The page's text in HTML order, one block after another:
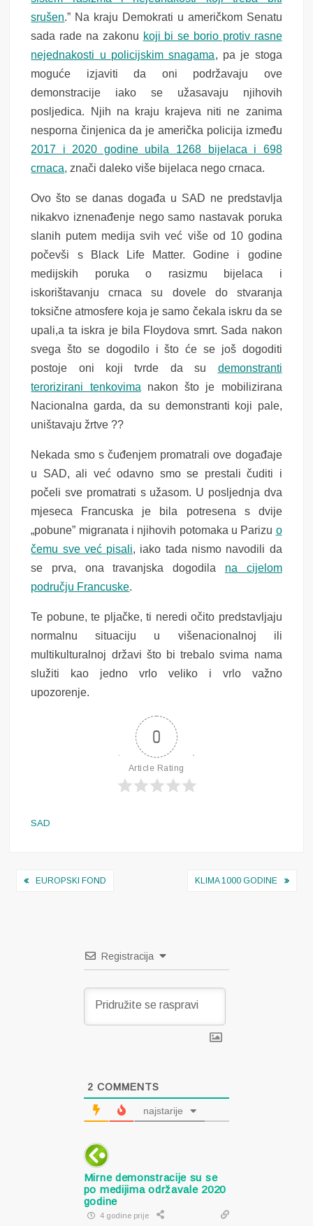
srušen.” Na kraju Demokrati u američkom Senatu
sada rade na zakonu koji bi se borio protiv rasne
nejednakosti u policijskim snagama, pa je stoga
moguće izjaviti da oni podržavaju ove
demonstracije iako se užasavaju njihovih
posljedica. Njih na kraju krajeva niti ne zanima
nesporna činjenica da je američka policija između
2017 i 2020 godine ubila 1268 bijelaca i 698
crnaca, znači daleko više bijelaca nego crnaca.
Ovo što se danas događa u SAD ne predstavlja
nikakvo iznenađenje nego samo nastavak poruka
slanih putem medija svih već više od 10 godina
počevši s Black Life Matter. Godine i godine
medijskih poruka o rasizmu bijelaca i
iskorištavanju crnaca su dovele do stvaranja
toksične atmosfere koja je samo čekala iskru da se
upali,a ta iskra je bila Floydova smrt. Sada nakon
svega što se dogodilo i što će se još dogoditi
postoje oni koji tvrde da su demonstranti
terorizirani tenkovima nakon što je mobilizirana
Nacionalna garda, da su demonstranti koji pale,
uništavaju žrtve ??
Nekada smo s čuđenjem promatrali ove događaje
u SAD, ali već odavno smo se prestali čuditi i
počeli sve promatrati s užasom. U posljednja dva
mjeseca Francuska je bila potresena s dvije
„pobune” migranata i njihovih potomaka u Parizu o
čemu sve već pisali, iako tada nismo navodili da
se prva, ona travanjska dogodila na cijelom
području Francuske.
Te pobune, te pljačke, ti neredi očito predstavljaju
normalnu situaciju u višenacionalnoj ili
multikulturalnoj državi što bi trebalo svima nama
služiti kao jedno vrlo veliko i vrlo važno
upozorenje.
0
Article Rating
SAD
Navigacija
EUROPSKI FOND KLIMA 1000 GODINE
Registracija
2 COMMENTS
najstarije
Mirne demonstracije su se
po medijima održavale 2020
godine
4 godine prije